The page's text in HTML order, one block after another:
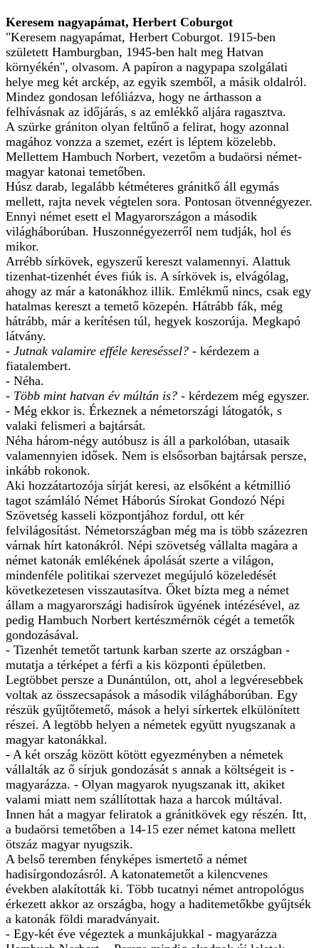
Keresem nagyapámat, Herbert Coburgot
"Keresem nagyapámat, Herbert Coburgot. 1915-ben
született Hamburgban, 1945-ben halt meg Hatvan
környékén", olvasom. A papíron a nagypapa szolgálati
helye meg két arckép, az egyik szemből, a másik oldalról.
Mindez gondosan lefóliázva, hogy ne árthasson a
felhívásnak az időjárás, s az emlékkő aljára ragasztva.
A szürke grániton olyan feltűnő a felirat, hogy azonnal
magához vonzza a szemet, ezért is léptem közelebb.
Mellettem Hambuch Norbert, vezetőm a budaörsi német-
magyar katonai temetőben.
Húsz darab, legalább kétméteres gránitkő áll egymás
mellett, rajta nevek végtelen sora. Pontosan ötvennégyezer.
Ennyi német esett el Magyarországon a második
világháborúban. Huszonnégyezerről nem tudják, hol és
mikor.
Arrébb sírkövek, egyszerű kereszt valamennyi. Alattuk
tizenhat-tizenhét éves fiúk is. A sírkövek is, elvágólag,
ahogy az már a katonákhoz illik. Emlékmű nincs, csak egy
hatalmas kereszt a temető közepén. Hátrább fák, még
hátrább, már a kerítésen túl, hegyek koszorúja. Megkapó
látvány.
- Jutnak valamire efféle kereséssel? - kérdezem a
fiatalembert.
- Néha.
- Több mint hatvan év múltán is? - kérdezem még egyszer.
- Még ekkor is. Érkeznek a németországi látogatók, s
valaki felismeri a bajtársát.
Néha három-négy autóbusz is áll a parkolóban, utasaik
valamennyien idősek. Nem is elsősorban bajtársak persze,
inkább rokonok.
Aki hozzátartozója sírját keresi, az elsőként a kétmillió
tagot számláló Német Háborús Sírokat Gondozó Népi
Szövetség kasseli központjához fordul, ott kér
felvilágosítást. Németországban még ma is több százezren
várnak hírt katonákról. Népi szövetség vállalta magára a
német katonák emlékének ápolását szerte a világon,
mindenféle politikai szervezet megújuló közeledését
következetesen visszautasítva. Őket bízta meg a német
állam a magyarországi hadisírok ügyének intézésével, az
pedig Hambuch Norbert kertészmérnök cégét a temetők
gondozásával.
- Tizenhét temetőt tartunk karban szerte az országban -
mutatja a térképet a férfi a kis központi épületben.
Legtöbbet persze a Dunántúlon, ott, ahol a legvéresebbek
voltak az összecsapások a második világháborúban. Egy
részük gyűjtőtemető, mások a helyi sírkertek elkülönített
részei. A legtöbb helyen a németek együtt nyugszanak a
magyar katonákkal.
- A két ország között kötött egyezményben a németek
vállalták az ő sírjuk gondozását s annak a költségeit is -
magyarázza. - Olyan magyarok nyugszanak itt, akiket
valami miatt nem szállítottak haza a harcok múltával.
Innen hát a magyar feliratok a gránitkövek egy részén. Itt,
a budaörsi temetőben a 14-15 ezer német katona mellett
ötszáz magyar nyugszik.
A belső teremben fényképes ismertető a német
hadisírgondozásról. A katonatemetőt a kilencvenes
években alakították ki. Több tucatnyi német antropológus
érkezett akkor az országba, hogy a haditemetőkbe gyűjtsék
a katonák földi maradványait.
- Egy-két éve végeztek a munkájukkal - magyarázza